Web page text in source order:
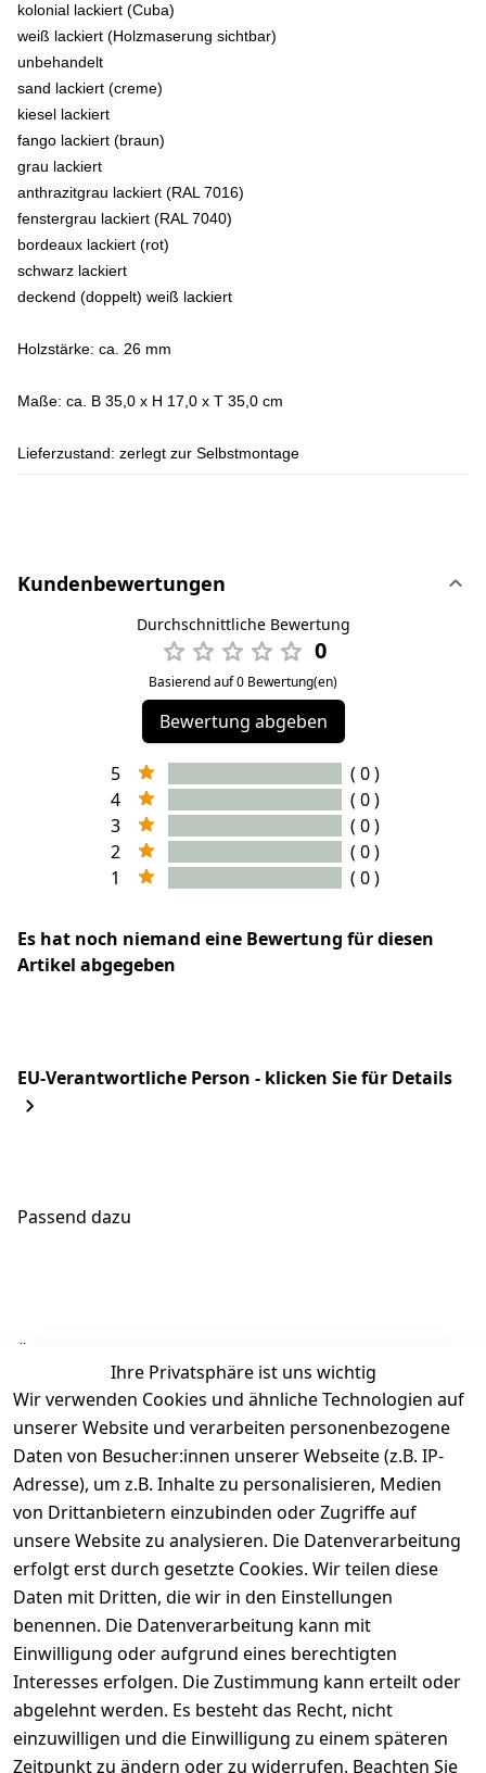
kolonial lackiert (Cuba)
weiß lackiert (Holzmaserung sichtbar)
unbehandelt
sand lackiert (creme)
kiesel lackiert
fango lackiert (braun)
grau lackiert
anthrazitgrau lackiert (RAL 7016)
fenstergrau lackiert (RAL 7040)
bordeaux lackiert (rot)
schwarz lackiert
deckend (doppelt) weiß lackiert
Holzstärke: ca. 26 mm
Maße: ca. B 35,0 x H 17,0 x T 35,0 cm
Lieferzustand: zerlegt zur Selbstmontage
Kundenbewertungen
Durchschnittliche Bewertung
0
Basierend auf 0 Bewertung(en)
Bewertung abgeben
5
( 0 )
4
( 0 )
3
( 0 )
2
( 0 )
1
( 0 )
Es hat noch niemand eine Bewertung für diesen
Artikel abgegeben
EU-Verantwortliche Person - klicken Sie für Details
Passend dazu
Ähnliche Produkte
Ihre Privatsphäre ist uns wichtig
Wir verwenden Cookies und ähnliche Technologien auf
unserer Website und verarbeiten personenbezogene
Daten von Besucher:innen unserer Webseite (z.B. IP-
Adresse), um z.B. Inhalte zu personalisieren, Medien
von Drittanbietern einzubinden oder Zugriffe auf
unsere Website zu analysieren. Die Datenverarbeitung
erfolgt erst durch gesetzte Cookies. Wir teilen diese
Daten mit Dritten, die wir in den Einstellungen
benennen. Die Datenverarbeitung kann mit
Einwilligung oder aufgrund eines berechtigten
Interesses erfolgen. Die Zustimmung kann erteilt oder
abgelehnt werden. Es besteht das Recht, nicht
einzuwilligen und die Einwilligung zu einem späteren
Zeitpunkt zu ändern oder zu widerrufen. Beachten Sie
Rechtliches
AGB
Impressum
Datenschutze
rklärung
Barrierefreihe
itserklärung
Widerrufsrec
Über uns
Kontakt
Registrieren
Kataloge zum
Download
Pflege &
Kundendienst
Kiefermöbel
Wir
versenden
mit
Zahle
bequem per